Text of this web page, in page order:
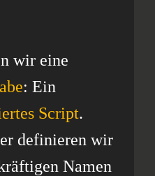
wir eine
: Ein
Script.
definieren wir
Namen